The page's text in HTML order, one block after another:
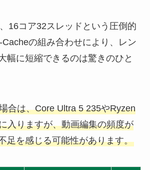
16コア32スレッドという圧倒的
の組み合わせにより、レン
幅に短縮できるのは驚きのひと
合は、Core Ultra 5 235やRyzen
入りますが、動画編集の頻度が
足を感じる可能性があります。